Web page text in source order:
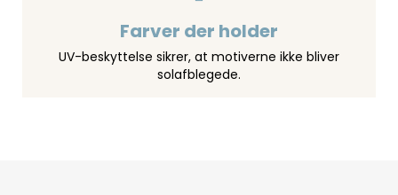
Farver der holder
UV-beskyttelse sikrer, at motiverne ikke bliver
solafblegede.